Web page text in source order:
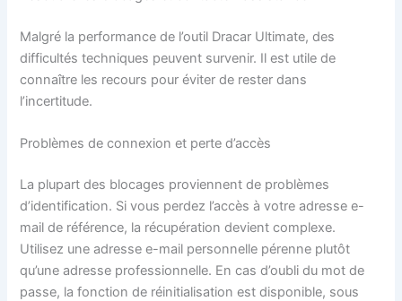
Malgré la performance de l’outil Dracar Ultimate, des
difficultés techniques peuvent survenir. Il est utile de
connaître les recours pour éviter de rester dans
l’incertitude.
Problèmes de connexion et perte d’accès
La plupart des blocages proviennent de problèmes
d’identification. Si vous perdez l’accès à votre adresse e-
mail de référence, la récupération devient complexe.
Utilisez une adresse e-mail personnelle pérenne plutôt
qu’une adresse professionnelle. En cas d’oubli du mot de
passe, la fonction de réinitialisation est disponible, sous